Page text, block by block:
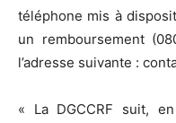
téléphone mis à
un remboursement
l’adresse suivante :
« La DGCCRF suit,